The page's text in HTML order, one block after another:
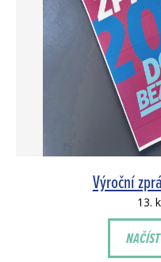
Výroční
13.